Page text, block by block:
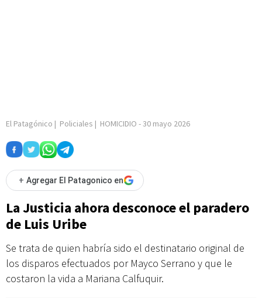
El Patagónico | Policiales | HOMICIDIO -30 mayo 2026
+ Agregar El Patagonico en
La Justicia ahora desconoce el paradero
de Luis Uribe
Se trata de quien habría sido el destinatario original de
los disparos efectuados por Mayco Serrano y que le
costaron la vida a Mariana Calfuquir.